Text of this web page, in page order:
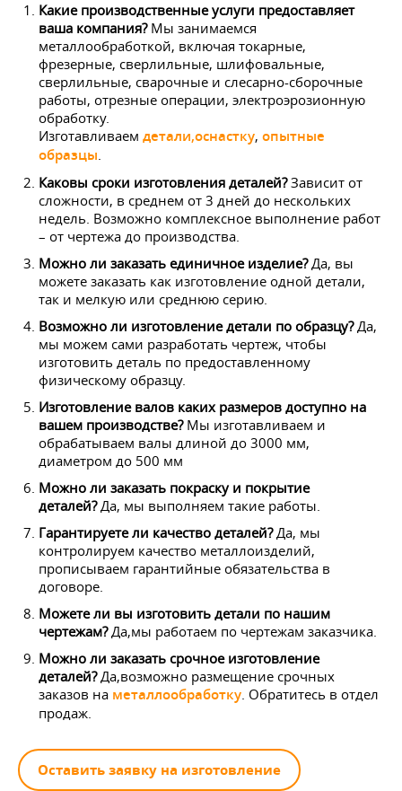
Какие производственные услуги предоставляет
ваша компания? Мы занимаемся
металлообработкой, включая токарные,
фрезерные, сверлильные, шлифовальные,
сверлильные, сварочные и слесарно-сборочные
работы, отрезные операции, электроэрозионную
обработку.
Изготавливаем детали,оснастку, опытные
образцы.
Каковы сроки изготовления деталей?Зависит от
сложности, в среднем от 3 дней до нескольких
недель. Возможно комплексное выполнение работ
– от чертежа до производства.
Можно ли заказать единичное изделие?Да, вы
можете заказать как изготовление одной детали,
так и мелкую или среднюю серию.
Возможно ли изготовление детали по образцу?Да,
мы можем сами разработать чертеж, чтобы
изготовить деталь по предоставленному
физическому образцу.
Изготовление валов каких размеров доступно на
вашем производстве? Мы изготавливаем и
обрабатываем валы длиной до 3000 мм,
диаметром до 500 мм
Можно ли заказать покраску и покрытие
деталей?Да, мы выполняем такие работы.
Гарантируете ли качество деталей?Да, мы
контролируем качество металлоизделий,
прописываем гарантийные обязательства в
договоре.
Можете ли вы изготовить детали по нашим
чертежам?Да,мы работаем по чертежам заказчика.
Можно ли заказать срочное изготовление
деталей?Да,возможно размещение срочных
заказов на металлообработку. Обратитесь в отдел
продаж.
Оставить заявку на изготовление